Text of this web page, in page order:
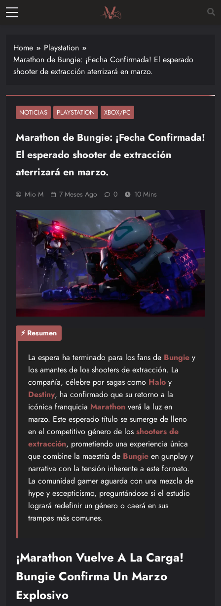
Skip
de las
últimas
novedades
los
–
Nintendo,
Playstac
Home
Playstation
Marathon de Bungie: ¡Fecha Confirmada! El esperado
shooter de extracción aterrizará en marzo.
NOTICIAS PLAYSTATION XBOX/PC
Marathon de Bungie: ¡Fecha Confirmada!
El esperado shooter de extracción
aterrizará en marzo.
Mio M 7 Meses Ago 0 10 Mins
⚡ Resumen
La espera ha terminado para los fans de Bungie y
los amantes de los shooters de extracción. La
compañía, célebre por sagas como Halo y
Destiny, ha confirmado que su retorno a la
icónica franquicia Marathon verá la luz en
marzo. Este esperado título se sumerge de lleno
en el competitivo género de los shooters de
extracción, prometiendo una experiencia única
que combine la maestría de Bungie en gunplay y
narrativa con la tensión inherente a este formato.
La comunidad gamer aguarda con una mezcla de
hype y escepticismo, preguntándose si el estudio
logrará redefinir un género o caerá en sus
trampas más comunes.
¡Marathon Vuelve A La Carga!
Bungie Confirma Un Marzo
Explosivo